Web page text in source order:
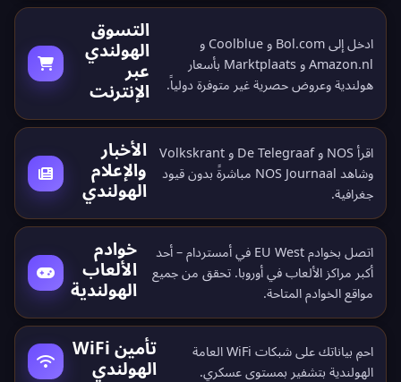
التسوق
الهولندي
عبر
الإنترنت
ادخل إلى Bol.com و Coolblue و
Amazon.nl و Marktplaats بأسعار
هولندية وعروض حصرية غير متوفرة دولياً.
الأخبار
والإعلام
الهولندي
اقرأ NOS و De Telegraaf و Volkskrant
وشاهد NOS Journaal مباشرةً بدون قيود
جغرافية.
خوادم
الألعاب
الهولندية
اتصل بخوادم EU West في أمستردام – أحد
أكبر مراكز الألعاب في أوروبا. تحقق من جميع
مواقع الخوادم المتاحة.
تأمين WiFi
الهولندي
احمِ بياناتك على شبكات WiFi العامة
الهولندية بتشفير بمستوى عسكري.